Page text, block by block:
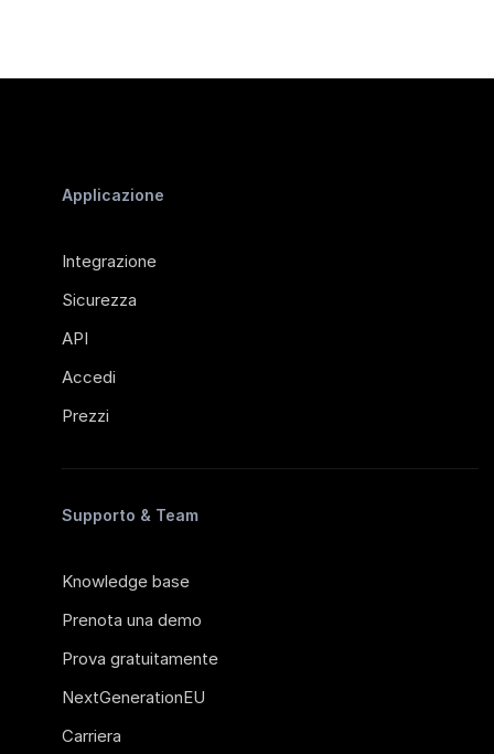
Applicazione
Integrazione
Sicurezza
API
Accedi
Prezzi
Supporto & Team
Knowledge base
Prenota una demo
Prova gratuitamente
NextGenerationEU
Carriera